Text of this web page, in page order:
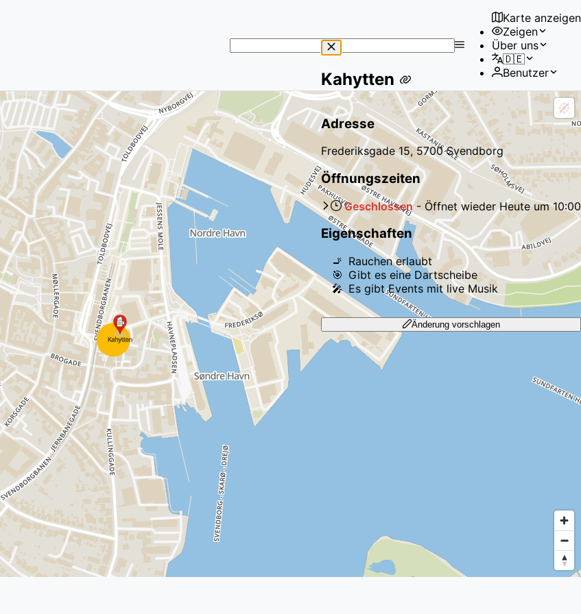
No
results
found
Karte anzeigen
Zeigen
Über uns
🇩🇪
Benutzer
Kahytten
Adresse
Frederiksgade 15, 5700 Svendborg
Öffnungszeiten
Geschlossen- Öffnet wieder Heuteum10:00
Eigenschaften
🚬 Rauchen erlaubt
🎯 Gibt es eine Dartscheibe
🎤 Es gibt Events mit live Musik
Änderung vorschlagen